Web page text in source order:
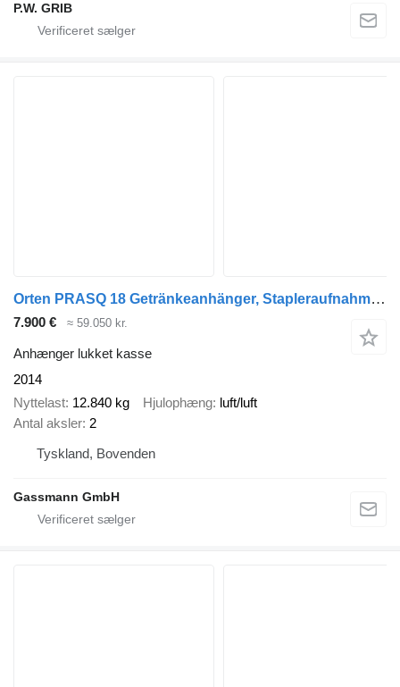
P.W. GRIB
Orten PRASQ 18 Getränkeanhänger, Stapleraufnahme, 6
7.900 € ≈ 59.050 kr.
Anhænger lukket kasse
2014
Nyttelast 12.840 kg Hjulophæng luft/luft
Antal aksler 2
Tyskland, Bovenden
Gassmann GmbH